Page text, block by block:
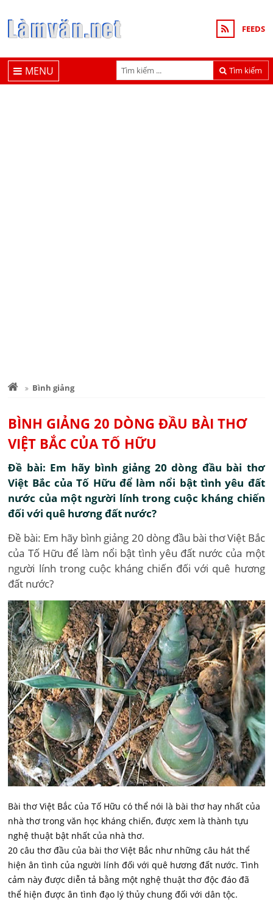
FEEDS
Tìm kiếm
MENU
Bình giảng
BÌNH GIẢNG 20 DÒNG ĐẦU BÀI THƠ
VIỆT BẮC CỦA TỐ HỮU
Đề bài: Em hãy bình giảng 20 dòng đầu bài thơ
Việt Bắc của Tố Hữu để làm nổi bật tình yêu đất
nước của một người lính trong cuộc kháng chiến
đối với quê hương đất nước?
Đề bài: Em hãy bình giảng 20 dòng đầu bài thơ Việt Bắc
của Tố Hữu để làm nổi bật tình yêu đất nước của một
người lính trong cuộc kháng chiến đối với quê hương
đất nước?
Bài thơ Việt Bắc của Tố Hữu có thể nói là bài thơ hay nhất của
nhà thơ trong văn học kháng chiến, được xem là thành tựu
nghệ thuật bật nhất của nhà thơ.
20 câu thơ đầu của bài thơ Việt Bắc như những câu hát thể
hiện ân tình của người lính đối với quê hương đất nước. Tình
cảm này được diễn tả bằng một nghệ thuật thơ độc đáo đã
thể hiện được ân tình đạo lý thủy chung đối với dân tộc.